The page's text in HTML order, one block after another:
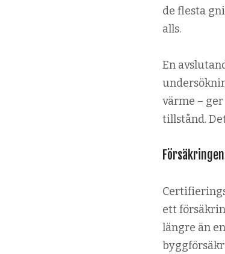
de flesta
alls.
En
värme –
tillstånd.
ett
längre än